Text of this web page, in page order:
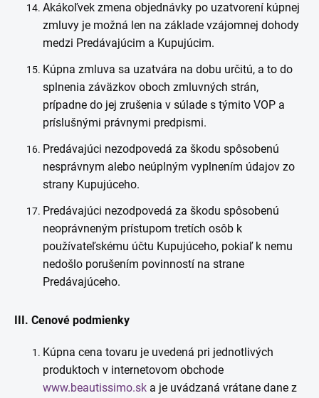
Akákoľvek zmena objednávky po uzatvorení kúpnej
zmluvy je možná len na základe vzájomnej dohody
medzi Predávajúcim a Kupujúcim.
Kúpna zmluva sa uzatvára na dobu určitú, a to do
splnenia záväzkov oboch zmluvných strán,
prípadne do jej zrušenia v súlade s týmito VOP a
príslušnými právnymi predpismi.
Predávajúci nezodpovedá za škodu spôsobenú
nesprávnym alebo neúplným vyplnením údajov zo
strany Kupujúceho.
Predávajúci nezodpovedá za škodu spôsobenú
neoprávneným prístupom tretích osôb k
používateľskému účtu Kupujúceho, pokiaľ k nemu
nedošlo porušením povinností na strane
Predávajúceho.
III. Cenové podmienky
Kúpna cena tovaru je uvedená pri jednotlivých
produktoch v internetovom obchode
www.beautissimo.sk a je uvádzaná vrátane dane z